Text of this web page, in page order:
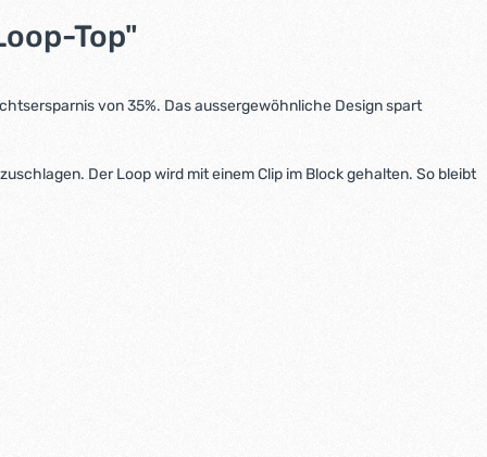
Top"
von 35%. Das aussergewöhnliche Design spart
Der Loop wird mit einem Clip im Block gehalten. So bleibt